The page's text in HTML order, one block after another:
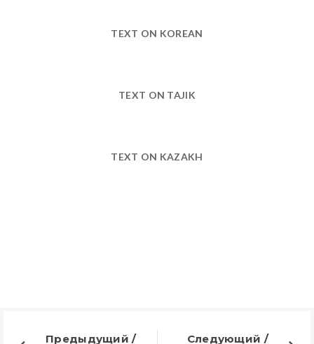
TEXT ON KOREAN
TEXT ON TAJIK
TEXT ON KAZAKH
Предыдущий / Следующий /